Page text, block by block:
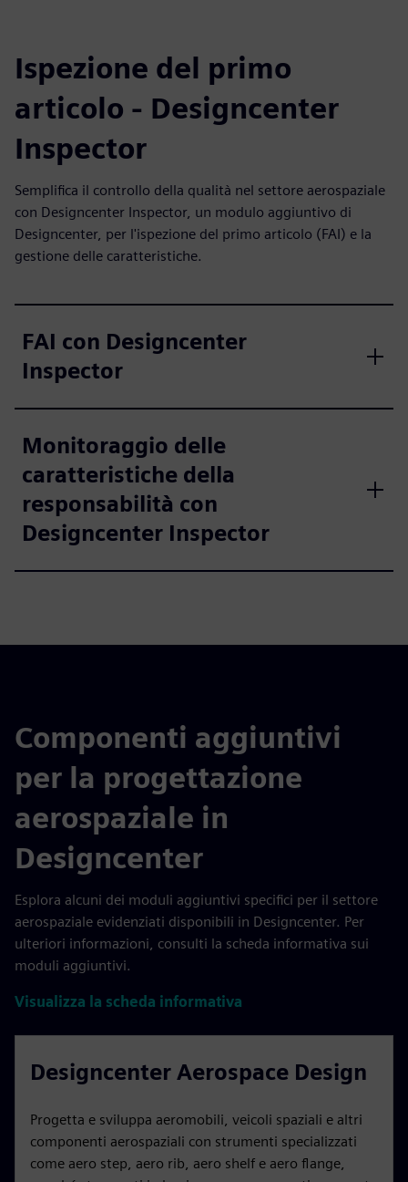
Ispezione del primo
articolo - Designcenter
Inspector
Semplifica il controllo della qualità nel settore aerospaziale
con Designcenter Inspector, un modulo aggiuntivo di
Designcenter, per l'ispezione del primo articolo (FAI) e la
gestione delle caratteristiche.
FAI con Designcenter
Inspector
Monitoraggio delle
caratteristiche della
responsabilità con
Designcenter Inspector
Componenti aggiuntivi
per la progettazione
aerospaziale in
Designcenter
Esplora alcuni dei moduli aggiuntivi specifici per il settore
aerospaziale evidenziati disponibili in Designcenter. Per
ulteriori informazioni, consulti la scheda informativa sui
moduli aggiuntivi.
Visualizza la scheda informativa
Designcenter Aerospace Design
Progetta e sviluppa aeromobili, veicoli spaziali e altri
componenti aerospaziali con strumenti specializzati
come aero step, aero rib, aero shelf e aero flange,